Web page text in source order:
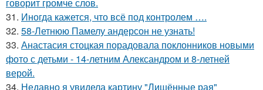
31. Иногда кажется, что всё под контролем ….
32. 58-Летнюю Памелу андерсон не узнать!
33. Анастасия стоцкая порадовала поклонников новыми
фото с детьми - 14-летним Александром и 8-летней
верой.
34. Недавно я увидела картину "Лишённые рая"